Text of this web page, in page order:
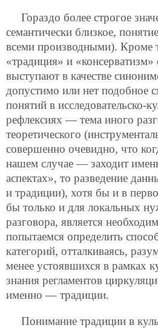
Гораздо более строгое
семантически близкое,
всеми производными). Кроме
«традиция» и
выступают в качестве
допустимо или нет подобное
понятий в исследовательско-
рефлексиях — тема иного
теоретического
совершенно очевидно, что
нашем случае — заходит
аспектах», то разведение
и традиции), хотя бы и в
бы только и для локальных
разговора, является
попытаемся определить
категорий, отталкиваясь,
менее устоявшихся в рамках
знания регламентов
именно — традиции.
Понимание традиции в